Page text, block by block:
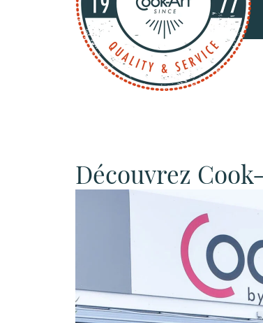
Découvrez